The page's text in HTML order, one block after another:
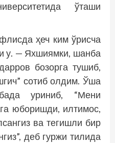
ўташи
ҳеч ким ўрисча
у. — Яхшиямки, шанба
бозорга тушиб,
сотиб олдим. Ўша
уриниб, “Мени
юборишди, илтимос,
ва тегишли бир
деб гуржи тилида